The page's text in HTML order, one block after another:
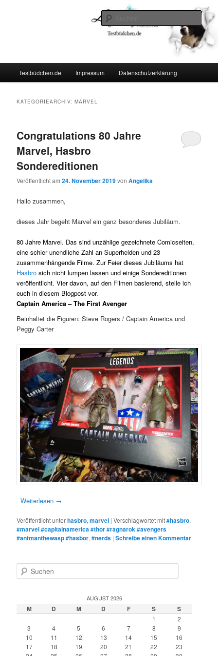
Testbüdchen.de Impressum Datenschutzerklärung
KATEGORIEARCHIV:MARVEL
Congratulations 80 Jahre
Marvel, Hasbro
Sondereditionen
Veröffentlicht am24. November 2019vonAngelika
Hallo zusammen,
dieses Jahr begeht Marvel ein ganz besonderes Jubiläum.
80 Jahre Marvel. Das sind unzählige gezeichnete Comicseiten,
eine schier unendliche Zahl an Superhelden und 23
zusammenhängende Filme. Zur Feier dieses Jubiläums hat
Hasbro sich nicht lumpen lassen und einige Sondereditionen
veröffentlicht. Vier davon, auf den Filmen basierend, stelle ich
euch in diesem Blogpost vor.
Captain America – The First Avenger
Beinhaltet die Figuren: Steve Rogers / Captain America und
Peggy Carter
Weiterlesen →
Veröffentlicht unterhasbro,marvel |Verschlagwortet mit#hasbro,
#marvel #capitainamerica #thor #ragnarok #avengers
#antmanthewasp #hasbor,#nerds |Schreibe einen Kommentar
u
e
n
AUGUST 2026
M D M D F S S
1
2
3
4 5 6 7 8
9
10
11 12 13 14 15
16
17
18 19 20 21 22
23